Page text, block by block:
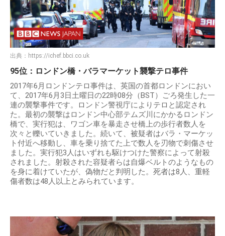
出典： https://ichef.bbci.co.uk
95位：ロンドン橋・バラマーケット襲撃テロ事件
2017年6月ロンドンテロ事件は、英国の首都ロンドンにおい
て、2017年6月3日土曜日の22時08分（BST）ごろ発生した一
連の襲撃事件です。ロンドン警視庁によりテロと認定され
た。最初の襲撃はロンドン中心部テムズ川にかかるロンドン
橋で、実行犯は、ワゴン車を暴走させ橋上の歩行者数人を
次々と轢いていきました。続いて、被疑者はバラ・マーケッ
ト付近へ移動し、車を乗り捨てた上で数人を刃物で刺傷させ
ました。実行犯3人はいずれも駆けつけた警察によって射殺
されました。射殺された容疑者らは自爆ベルトのようなもの
を身に着けていたが、偽物だと判明した。死者は8人、重軽
傷者数は48人以上とみられています。